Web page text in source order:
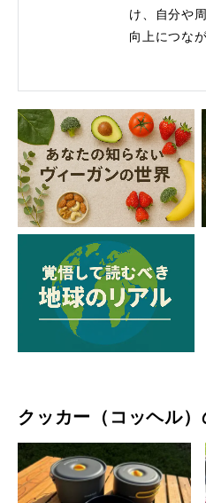
け、自分や
向上につな
クッカー（コッヘル）